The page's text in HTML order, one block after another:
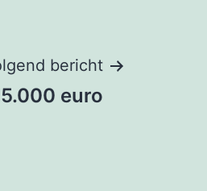
bericht
euro